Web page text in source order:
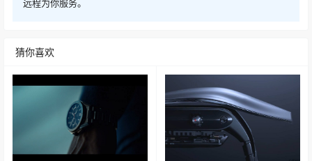
远程为你服务。
猜你喜欢